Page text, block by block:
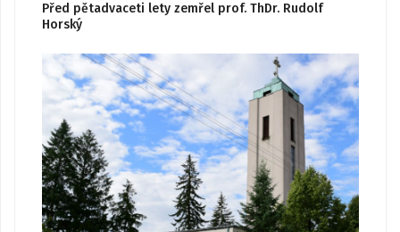
Před pětadvaceti lety zemřel prof. ThDr. Rudolf
Horský